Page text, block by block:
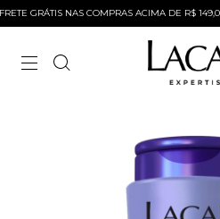
GRÁTIS NAS COMPRAS ACIMA DE R$